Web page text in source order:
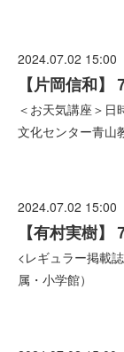
2024.07.02 15:00
【片岡信和
＜お天気講座＞
文化センター青山
2024.07.02 15:00
【有村実樹
<レギュラー掲載
属・小学館）